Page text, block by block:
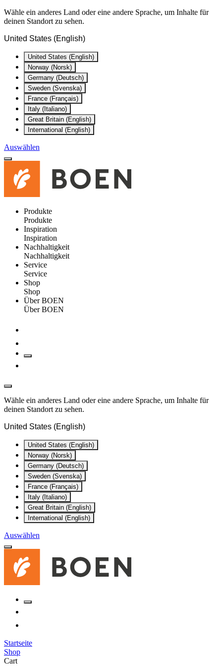
Wähle ein anderes Land oder eine andere Sprache, um Inhalte für
deinen Standort zu sehen.
United States (English)
United States (English)
Norway (Norsk)
Germany (Deutsch)
Sweden (Svenska)
France (Français)
Italy (Italiano)
Great Britain (English)
International (English)
Auswählen
Produkte
Produkte
Inspiration
Inspiration
Nachhaltigkeit
Nachhaltigkeit
Service
Service
Shop
Shop
Über BOEN
Über BOEN
Wähle ein anderes Land oder eine andere Sprache, um Inhalte für
deinen Standort zu sehen.
United States (English)
United States (English)
Norway (Norsk)
Germany (Deutsch)
Sweden (Svenska)
France (Français)
Italy (Italiano)
Great Britain (English)
International (English)
Auswählen
Startseite
Shop
Cart